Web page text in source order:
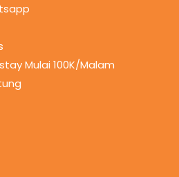
Mulai 100K/Malam